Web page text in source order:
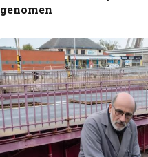
genomen